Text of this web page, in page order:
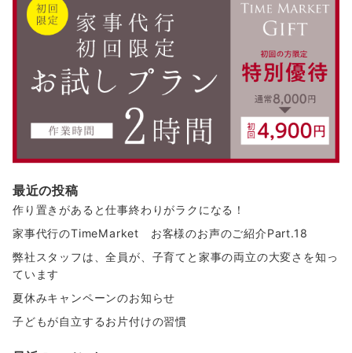
最近の投稿
作り置きがあると仕事終わりがラクになる！
家事代行のTimeMarket お客様のお声のご紹介Part.18
弊社スタッフは、全員が、子育てと家事の両立の大変さを知っ
ています
夏休みキャンペーンのお知らせ
子どもが自立するお片付けの習慣